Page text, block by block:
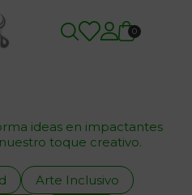
0
ideas en impactantes
toque creativo.
Arte Inclusivo